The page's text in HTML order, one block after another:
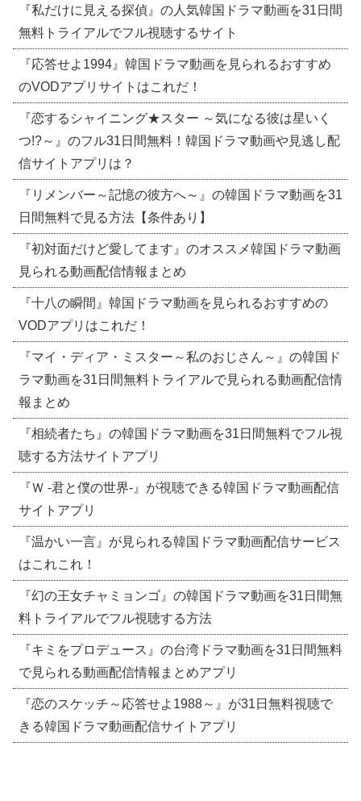
『私だけに見える探偵』の人気韓国ドラマ動画を31日間
無料トライアルでフル視聴するサイト
『応答せよ1994』韓国ドラマ動画を見られるおすすめ
のVODアプリサイトはこれだ！
『恋するシャイニング★スター ～気になる彼は星いく
つ!?～』のフル31日間無料！韓国ドラマ動画や見逃し配
信サイトアプリは？
『リメンバー～記憶の彼方へ～』の韓国ドラマ動画を31
日間無料で見る方法【条件あり】
『初対面だけど愛してます』のオススメ韓国ドラマ動画
見られる動画配信情報まとめ
『十八の瞬間』韓国ドラマ動画を見られるおすすめの
VODアプリはこれだ！
『マイ・ディア・ミスター～私のおじさん～』の韓国ド
ラマ動画を31日間無料トライアルで見られる動画配信情
報まとめ
『相続者たち』の韓国ドラマ動画を31日間無料でフル視
聴する方法サイトアプリ
『Ｗ -君と僕の世界-』が視聴できる韓国ドラマ動画配信
サイトアプリ
『温かい一言』が見られる韓国ドラマ動画配信サービス
はこれこれ！
『幻の王女チャミョンゴ』の韓国ドラマ動画を31日間無
料トライアルでフル視聴する方法
『キミをプロデュース』の台湾ドラマ動画を31日間無料
で見られる動画配信情報まとめアプリ
『恋のスケッチ～応答せよ1988～』が31日無料視聴で
きる韓国ドラマ動画配信サイトアプリ